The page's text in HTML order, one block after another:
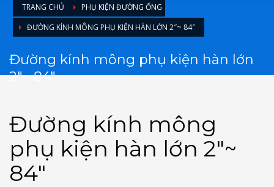
TRANG CHỦ
PHỤ KIỆN ĐƯỜNG ỐNG
ĐƯỜNG KÍNH MÔNG PHỤ KIỆN HÀN LỚN 2″~ 84″
Đường kính mông phụ kiện hàn lớn
2″~ 84″
Đường kính mông
phụ kiện hàn lớn 2″~
84″